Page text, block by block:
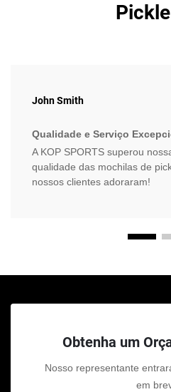
John Smith
Qualidade e Serviço
A KOP SPORTS superou
qualidade das mochilas de
nossos clientes adoraram!
Obtenha um
Nosso representante
em